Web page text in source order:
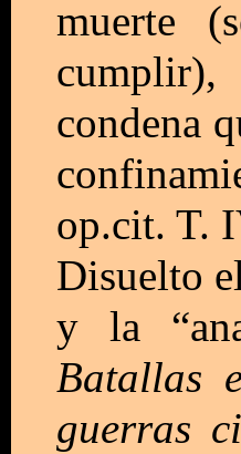
muerte
condena
op.cit. T.
Disuelto
y la
Batallas
guerras